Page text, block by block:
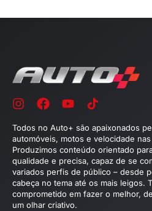
Todos no Auto+ são apaixonados
automóveis, motos e velocidade
Produzimos conteúdo orientado
qualidade e precisa, capaz de se
variados perfis de público – desde
cabeça no tema até os mais leigos.
comprometido em fazer o melhor,
um olhar criativo.